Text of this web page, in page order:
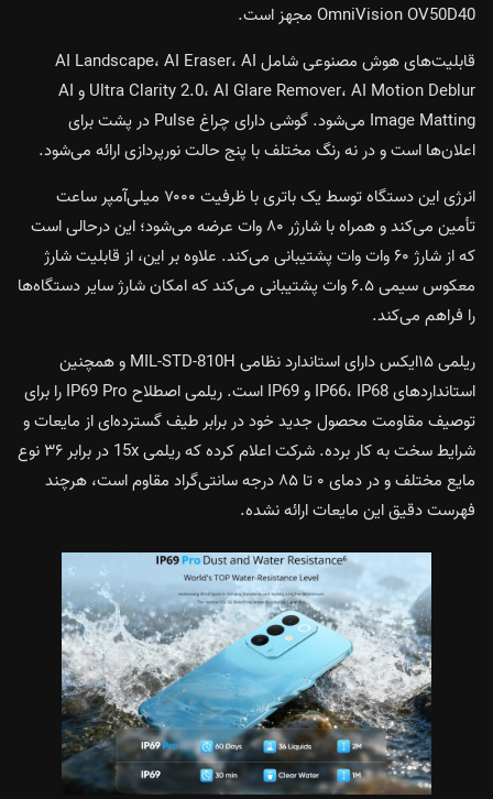
OmniVision OV50D40 مجهز است.
قابلیت‌های هوش مصنوعی شامل AI Landscape، AI Eraser، AI
Ultra Clarity 2.0، AI Glare Remover، AI Motion Deblur و AI
Image Matting می‌شود. گوشی دارای چراغ Pulse در پشت برای
اعلان‌ها است و در نه رنگ مختلف با پنج حالت نورپردازی ارائه می‌شود.
انرژی این دستگاه توسط یک باتری با ظرفیت ۷۰۰۰ میلی‌آمپر ساعت
تأمین می‌کند و همراه با شارژر ۸۰ وات عرضه می‌شود؛ این درحالی است
که از شارژ ۶۰ وات وات پشتیبانی می‌کند. علاوه بر این، از قابلیت شارژ
معکوس سیمی ۶.۵ وات پشتیبانی می‌کند که امکان شارژ سایر دستگاه‌ها
را فراهم می‌کند.
ریلمی ۱۵ایکس دارای استاندارد نظامی MIL-STD-810H و همچنین
استانداردهای IP66، IP68 و IP69 است. ریلمی اصطلاح IP69 Pro را برای
توصیف مقاومت محصول جدید خود در برابر طیف گسترده‌ای از مایعات و
شرایط سخت به کار برده. شرکت اعلام کرده که ریلمی 15x در برابر ۳۶ نوع
مایع مختلف و در دمای ۰ تا ۸۵ درجه سانتی‌گراد مقاوم است، هرچند
فهرست دقیق این مایعات ارائه نشده.